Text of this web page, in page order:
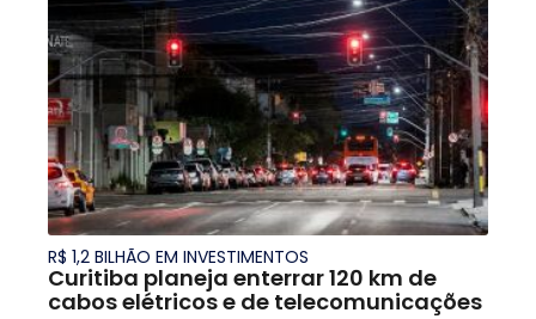
R$ 1,2 BILHÃO EM INVESTIMENTOS
Curitiba planeja enterrar 120 km de
cabos elétricos e de telecomunicações